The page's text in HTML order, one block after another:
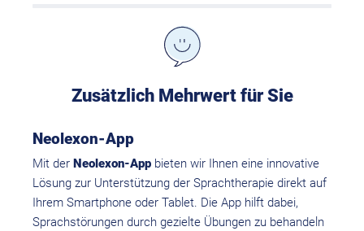
Zusätzlich Mehrwert für Sie
Neolexon-App
Mit der Neolexon-App bieten wir Ihnen eine innovative
Lösung zur Unterstützung der Sprachtherapie direkt auf
Ihrem Smartphone oder Tablet. Die App hilft dabei,
Sprachstörungen durch gezielte Übungen zu behandeln